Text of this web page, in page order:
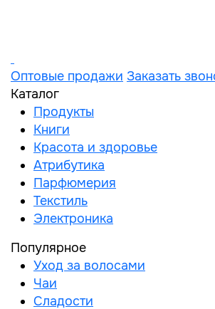
Оптовые продажи Заказать
Каталог
Продукты
Книги
Красота и здоровье
Атрибутика
Парфюмерия
Текстиль
Электроника
Популярное
Уход за волосами
Чаи
Сладости